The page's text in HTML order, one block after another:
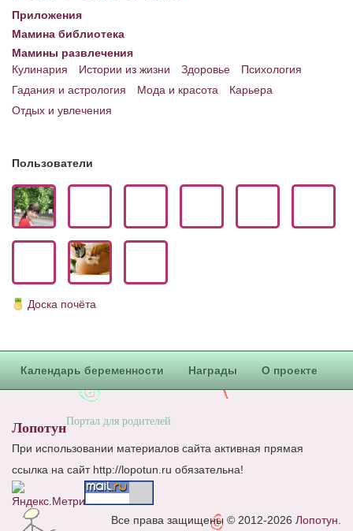
Сервис. Оценка роста и веса ребенка
Приложения для Android
Полезные ссылки
Блог Администратора
О проекте
Сотрудничество. Авторам
Приложения
Мамина библиотека
Мамины развлечения
Кулинария
Истории из жизни Здоровье
Психология
Гадания и астрология
Мода и красота
Карьера
Отдых и увлечения
Пользователи
Доска почёта
Календарь беременности Награды О проекте
ЛопотунПортал для родителей
При использовании материалов сайта активная прямая
ссылка на сайт http://lopotun.ru обязательна!
Все права защищены © 2012-2026 Лопотун